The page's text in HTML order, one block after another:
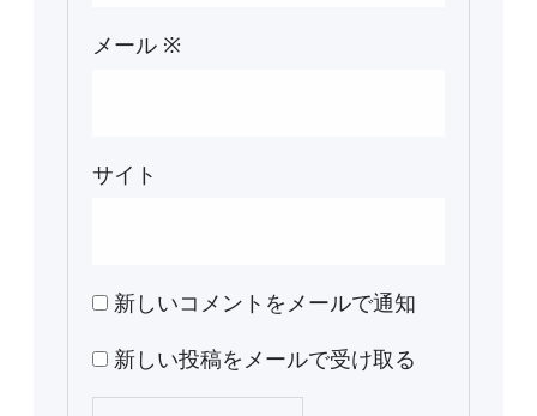
メール ※
サイト
新しいコメントをメールで通知
新しい投稿をメールで受け取る